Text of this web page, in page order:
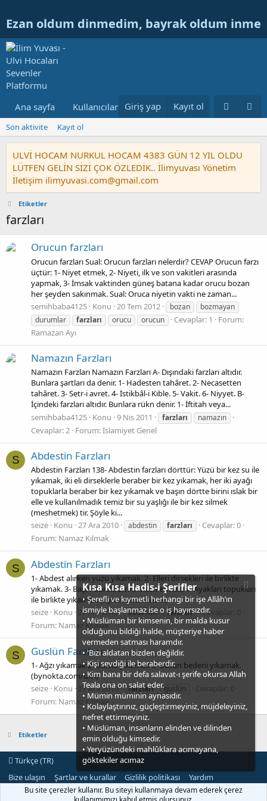
Ezan oldum dinmedim, bayrak oldum
Ana sayfa Kullanıcılar Ulvi Hocanın Konuları
Giriş yap Kayıt ol
Son aktivite Kayıt ol
ULVİ HOCAM NURKUL HOCAM 4383 GÜN 12 YIL OLDU
LÜTFEN GELİN SİZİ ÇOK ÖZLEDİK.. İlimyuvası Yönetim
İletişim ilimyuvasi.com@gmail.com
Etiketler
farzları
Orucun farzları
Orucun farzları Sual: Orucun farzları nelerdir? CEVAP Orucun farzı
üçtür: 1- Niyet etmek, 2- Niyeti, ilk ve son vakitleri arasında
yapmak, 3- İmsak vaktinden güneş batana kadar orucu bozan
her şeyden sakınmak. Sual: Oruca niyetin vakti ne zaman...
semihbaba4125 Konu 20 Tem 2012 bozan
bozmayan
durumlar
farzları orucu orucun Cevaplar: 1
Forum:
Ramazan Ayı
Namazın Farzları
Namazın Farzları Namazın Farzları A- Dışındaki farzları altıdır.
Bunlara şartları da denir. 1- Hadesten tahâret. 2- Necasetten
tahâret. 3- Setr-i avret. 4- İstikbâl-i Kıble. 5- Vakit. 6- Niyyet. B-
İçindeki farzları altıdır. Bunlara rükn denir. 1- İftitah veya...
semihbaba4125 Konu 9 Nis 2011 farzları namazın
Cevaplar: 2 Forum:İslamiyet Genel
S Abdestin Farzları
Abdestin Farzları 138- Abdestin farzları dörttür: Yüzü bir kez su ile
yıkamak, iki eli dirseklerle beraber bir kez yıkamak, her iki ayağı
topuklarla beraber bir kez yıkamak ve başın dörtte birini ıslak bir
elle ve kullanılmadık temiz bir su yaşlığı ile bir kez silmek
(meshetmek) tir. Şöyle ki...
seize Konu 27 Ara 2010 abdestin farzları
Cevaplar: 0
Forum: Namaz Kılmak
S Abdestin Farzları
1- Abdest alırken yüzü yıkamak. 2- Elleri dirsekleri ile birlikte
yıkamak. 3- Başın dörtte birini mesh etmek. 4- Ayakları topukları
ile birlikte yıkamak. (bynokta.com/ulvi)
seize Konu 27 Ara 2010 abdestin farzları
Cevaplar: 0
Forum: Namaz Kılmak
S Guslün Farzları
1- Ağzı yıkamak 2- Burnu yıkamak 3- Bütün bedeni yıkamak.
(bynokta.com/ulvi)
seize Konu 27 Ara 2010 farzları guslün
Forum: Namaz Kılmak
Etiketler
Türkçe (TR)
Bize ulaşın
Şartlar ve kurallar Gizlilik politikası
Yardım
Ana sayfa
R
Kısa Kısa Hadis-i Şerifler
• Şerefli ve kıymetli herhangi bir işe Allâh’ın
ismiyle başlanmaz ise o iş hayırsızdır.
• Müslüman bir kimsenin, bir malda kusur
olduğunu bildiği halde, müşteriye haber
vermeden satması haramdır.
• 'Bizi aldatan bizden değildir.
• Kişi sevdiği ile beraberdir.
• Kim bana bir defa salavat-ı şerife okursa Allah
Teala ona on salat eder.
• Mümin müminin aynasıdır.
• Kolaylaştırınız, güçleştirmeyiniz, müjdeleyiniz,
nefret ettirmeyiniz.
• Müslüman, insanların elinden ve dilinden
emin olduğu kimsedir.
• Yeryüzündeki mahlûklara acımayana,
göktekiler acımaz
Bu site çerezler kullanır. Bu siteyi kullanmaya devam ederek çerez